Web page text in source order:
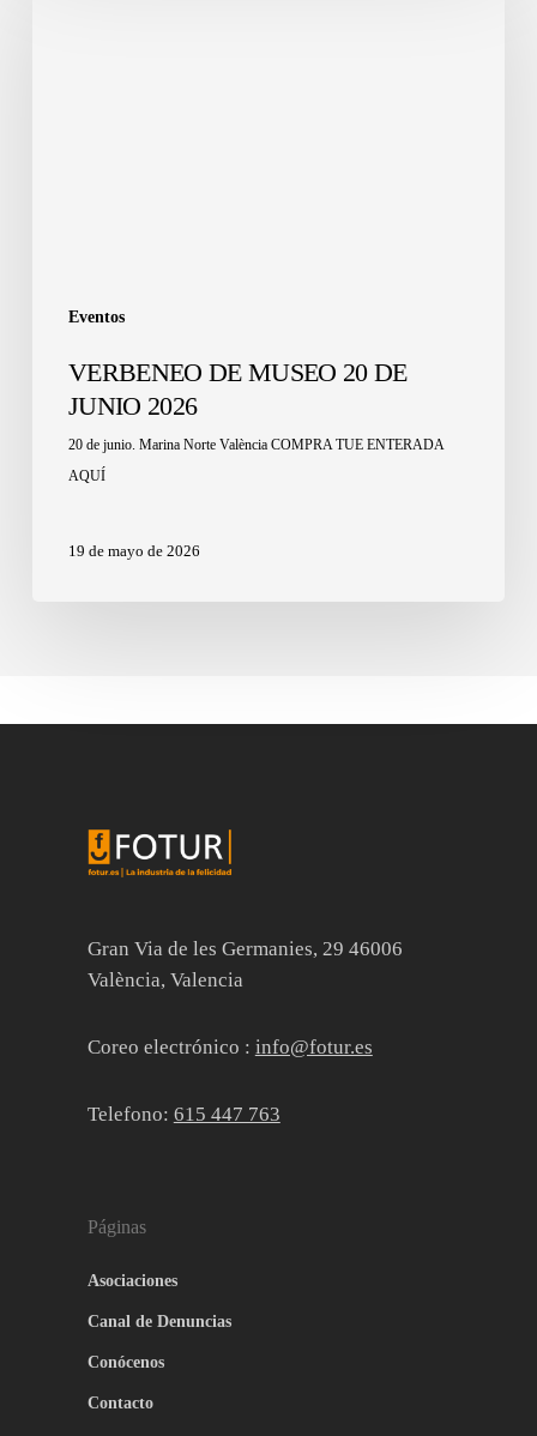
Eventos
VERBENEO DE MUSEO 20 DE
JUNIO 2026
20 de junio. Marina Norte València COMPRA TUE ENTERADA
AQUÍ
19 de mayo de 2026
Gran Via de les Germanies, 29 46006
València, Valencia
Coreo electrónico : info@fotur.es
Telefono: 615 447 763
Páginas
Asociaciones
Canal de Denuncias
Conócenos
Contacto